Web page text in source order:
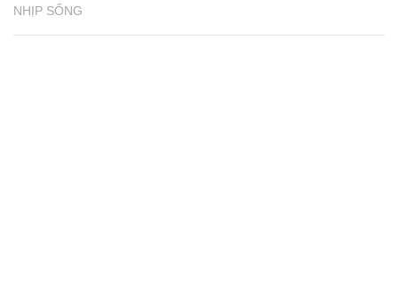
NHỊP SỐNG